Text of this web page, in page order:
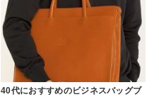
40代におすすめのビジネスバッグブ